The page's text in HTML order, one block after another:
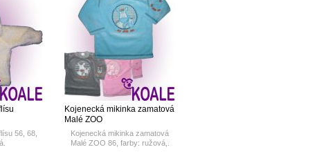
56, 68,
Kojenecká mikinka zamatová
Malé ZOO
Kojenecká mikinka zamatová
Malé ZOO 86, farby: ružová,.